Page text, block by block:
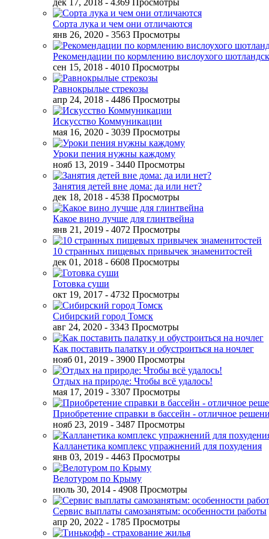
дек 17, 2018 - 4369 Просмотры
Сорта лука и чем они отличаются
янв 26, 2020 - 3563 Просмотры
Рекомендации по кормлению вислоухого
сен 15, 2018 - 4010 Просмотры
Равнокрылые стрекозы
апр 24, 2018 - 4486 Просмотры
Искусство Коммуникации
мая 16, 2020 - 3039 Просмотры
Уроки пения нужны каждому
нояб 13, 2019 - 3440 Просмотры
Занятия детей вне дома: да или нет?
дек 18, 2018 - 4538 Просмотры
Какое вино лучше для глинтвейна
янв 21, 2019 - 4072 Просмотры
10 странных пищевых привычек знаменитостей
дек 01, 2018 - 6608 Просмотры
Готовка суши
окт 19, 2017 - 4732 Просмотры
Сибирский город Томск
авг 24, 2020 - 3343 Просмотры
Как поставить палатку и обустроиться на ночлег
нояб 01, 2019 - 3900 Просмотры
Отдых на природе: Чтобы всё удалось!
мая 17, 2019 - 3307 Просмотры
Приобретение справки в бассейн - отличное
нояб 23, 2019 - 3487 Просмотры
Калланетика комплекс упражнений для похудения
янв 03, 2019 - 4463 Просмотры
Велотуром по Крыму
июль 30, 2014 - 4908 Просмотры
Сервис выплаты самозанятым: особенности работы
апр 20, 2022 - 1785 Просмотры